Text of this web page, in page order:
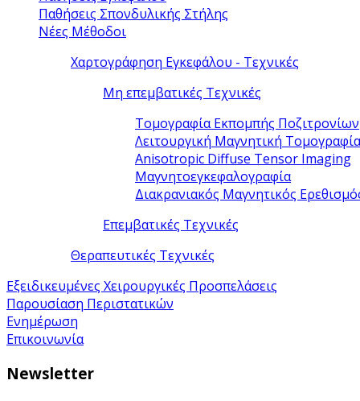
Παθήσεις Σπονδυλικής Στήλης
Νέες Μέθοδοι
Χαρτογράφηση Εγκεφάλου - Τεχνικές
Μη επεμβατικές Τεχνικές
Τομογραφία Εκπομπής Ποζιτρονίων
Λειτουργική Μαγνητική Τομογραφία
Anisotropic Diffuse Tensor Imaging
Μαγνητοεγκεφαλογραφία
Διακρανιακός Μαγνητικός
Επεμβατικές Τεχνικές
Θεραπευτικές Τεχνικές
Εξειδικευμένες Χειρουργικές Προσπελάσεις
Παρουσίαση Περιστατικών
Ενημέρωση
Επικοινωνία
Newsletter